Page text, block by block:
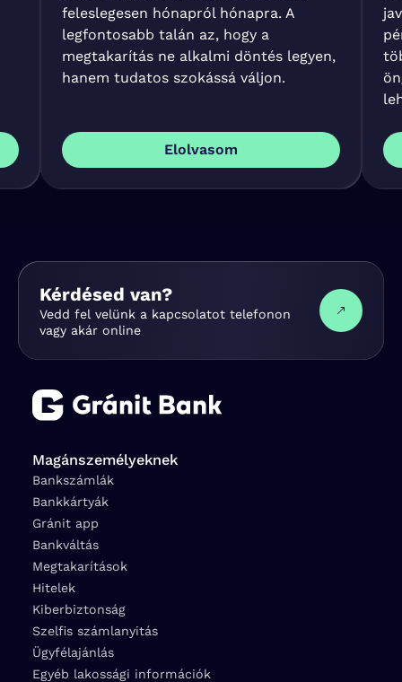
feleslegesen hónapról hónapra. A
legfontosabb talán az, hogy a
megtakarítás ne alkalmi döntés legyen,
hanem tudatos szokássá váljon.
Elolvasom
Kérdésed van?
Vedd fel velünk a kapcsolatot telefonon
vagy akár online
Magánszemélyeknek
Bankszámlák
Bankkártyák
Gránit app
Bankváltás
Megtakarítások
Hitelek
Kiberbiztonság
Szelfis számlanyitás
Ügyfélajánlás
Egyéb lakossági információk